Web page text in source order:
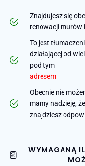
Znajdujesz się
renowacji murów
To jest
działającej od
pod tym
adresem
Obecnie nie
mamy nadzieję, że
znajdziesz
WYMAGANĄ